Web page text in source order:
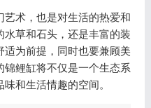
术，也是对生活的热爱和
草和石头，还是丰富的装
为前提，同时也要兼顾美
鲤缸将不仅是一个生态系
和生活情趣的空间。